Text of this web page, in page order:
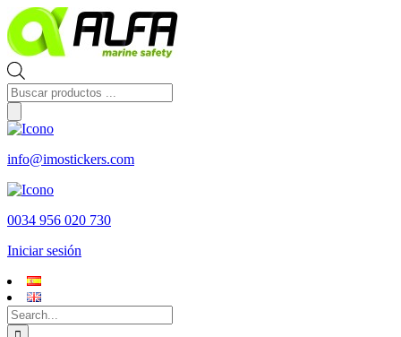
Skip
to
content
Búsqueda
de
productos
info@imostickers.com
0034 956 020 730
Iniciar sesión
Search
for: